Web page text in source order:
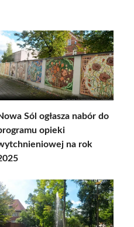
Sól ogłasza nabór do
opieki
na rok